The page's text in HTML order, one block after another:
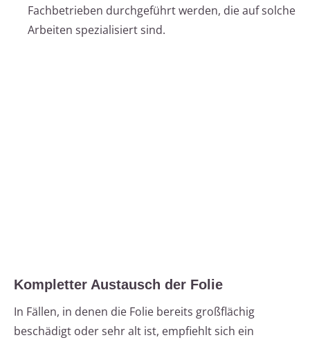
Fachbetrieben durchgeführt werden, die auf solche
Arbeiten spezialisiert sind.
Kompletter Austausch der Folie
In Fällen, in denen die Folie bereits großflächig
beschädigt oder sehr alt ist, empfiehlt sich ein